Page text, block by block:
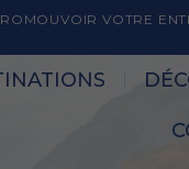
VOTRE